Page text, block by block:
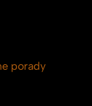
porady